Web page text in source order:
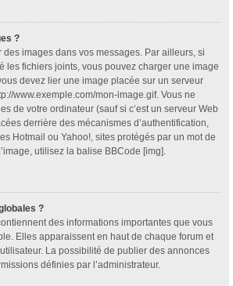
?
des images dans vos messages. Par ailleurs, si
les fichiers joints, vous pouvez charger une image
devez lier une image placée sur un serveur
www.exemple.com/mon-image.gif. Vous ne
de votre ordinateur (sauf si c’est un serveur Web
derrière des mécanismes d’authentification,
Hotmail ou Yahoo!, sites protégés par un mot de
utilisez la balise BBCode [img].
?
des informations importantes que vous
Elles apparaissent en haut de chaque forum et
La possibilité de publier des annonces
définies par l’administrateur.